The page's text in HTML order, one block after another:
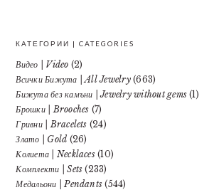
КАТЕГОРИИ | CATEGORIES
Видео | Video (2)
Всички Бижута | All Jewelry(663)
Бижута без камъни | Jewelry without gems (1)
Брошки | Brooches (7)
Гривни | Bracelets (24)
Злато | Gold (26)
Колиета | Necklaces(10)
Комплекти | Sets (233)
Медальони | Pendants (544)